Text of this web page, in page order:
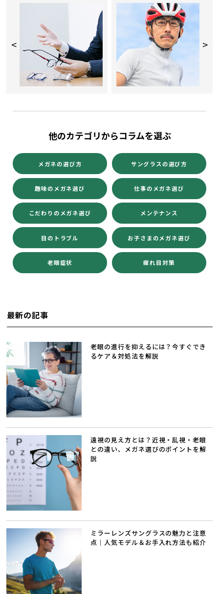
最新の記事
老眼の進行を抑えるには？今すぐでき
るケア＆対処法を解説
遠視の見え方とは？近視・乱視・老眼
との違い、メガネ選びのポイントを解
説
ミラーレンズサングラスの魅力と注意
点｜人気モデル＆お手入れ方法も紹介
メガネの選び方 サングラスの選び方
趣味のメガネ選び 仕事のメガネ選び
こだわりのメガネ選び メンテナンス
目のトラブル お子さまのメガネ選び
老眼症状 疲れ目対策